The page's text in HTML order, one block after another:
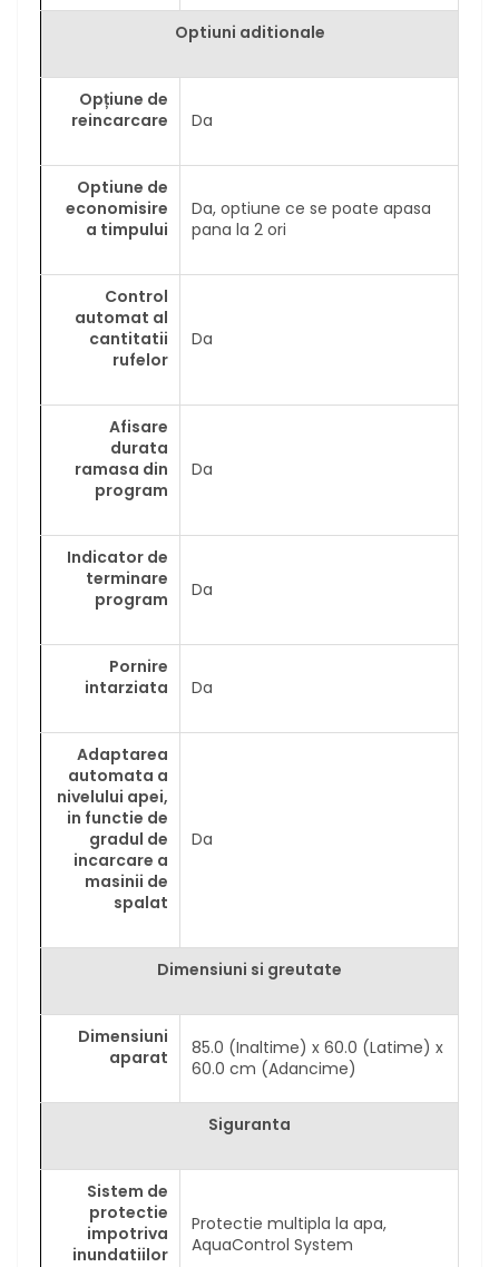
Optiuni aditionale
Opțiune de
reincarcare
Da
Optiune de
economisire
a timpului
Da, optiune ce se poate apasa
pana la 2 ori
Control
automat al
cantitatii
rufelor
Da
Afisare
durata
ramasa din
program
Da
Indicator de
terminare
program
Da
Pornire
intarziata
Da
Adaptarea
automata a
nivelului apei,
in functie de
gradul de
incarcare a
masinii de
spalat
Da
Dimensiuni si greutate
Dimensiuni
aparat
85.0 (Inaltime) x 60.0 (Latime) x
60.0 cm (Adancime)
Siguranta
Sistem de
protectie
impotriva
inundatiilor
Protectie multipla la apa,
AquaControl System